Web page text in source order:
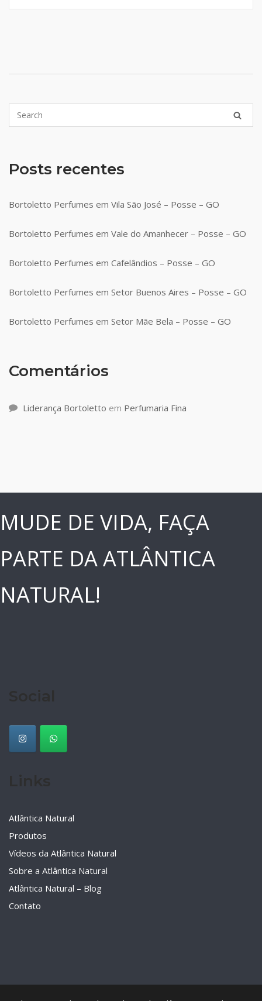
Posts recentes
Bortoletto Perfumes em Vila São José – Posse – GO
Bortoletto Perfumes em Vale do Amanhecer – Posse – GO
Bortoletto Perfumes em Cafelândios – Posse – GO
Bortoletto Perfumes em Setor Buenos Aires – Posse – GO
Bortoletto Perfumes em Setor Mãe Bela – Posse – GO
Comentários
Liderança Bortoletto em Perfumaria Fina
MUDE DE VIDA, FAÇA
PARTE DA ATLÂNTICA
NATURAL!
Atlântica Natural
Produtos
Vídeos da Atlântica Natural
Sobre a Atlântica Natural
Atlântica Natural – Blog
Contato